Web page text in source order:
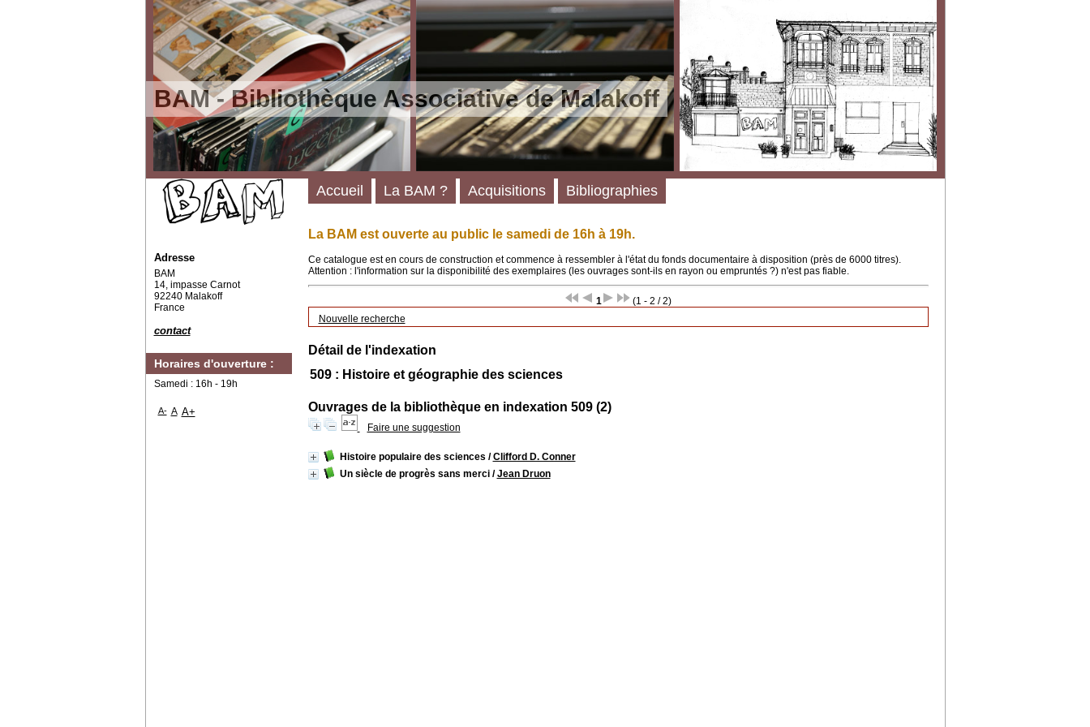
BAM - Bibliothèque Associative de Malakoff
La BAM est ouverte au public le samedi de 16h à 19h.
Ce catalogue est en cours de construction et commence à ressembler à l'état du fonds documentaire à disposition (près de 6000 titres).
Attention : l'information sur la disponibilité des exemplaires (les ouvrages sont-ils en rayon ou empruntés ?) n'est pas fiable.
1
(1 - 2 / 2)
Nouvelle recherche
Détail de l'indexation
509 : Histoire et géographie des sciences
Ouvrages de la bibliothèque en indexation 509 (2)
Faire une suggestion
Histoire populaire des sciences /Clifford D. Conner
Un siècle de progrès sans merci/Jean Druon
Accueil La BAM ? Acquisitions Bibliographies
Adresse
BAM
14, impasse Carnot
92240 Malakoff
France
contact
Horaires d'ouverture :
Samedi : 16h - 19h
A- A A+